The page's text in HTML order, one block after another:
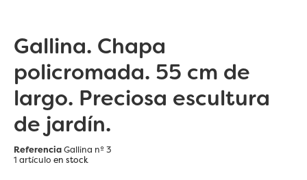
Gallina. Chapa
policromada. 55 cm de
largo. Preciosa escultura
de jardín.
ReferenciaGallina nº 3
1 artículo en stock